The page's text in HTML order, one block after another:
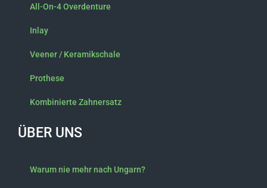
All-On-4 Overdenture
Inlay
Veener / Keramikschale
Prothese
Kombinierte Zahnersatz
ÜBER UNS
Warum nie mehr nach Ungarn?